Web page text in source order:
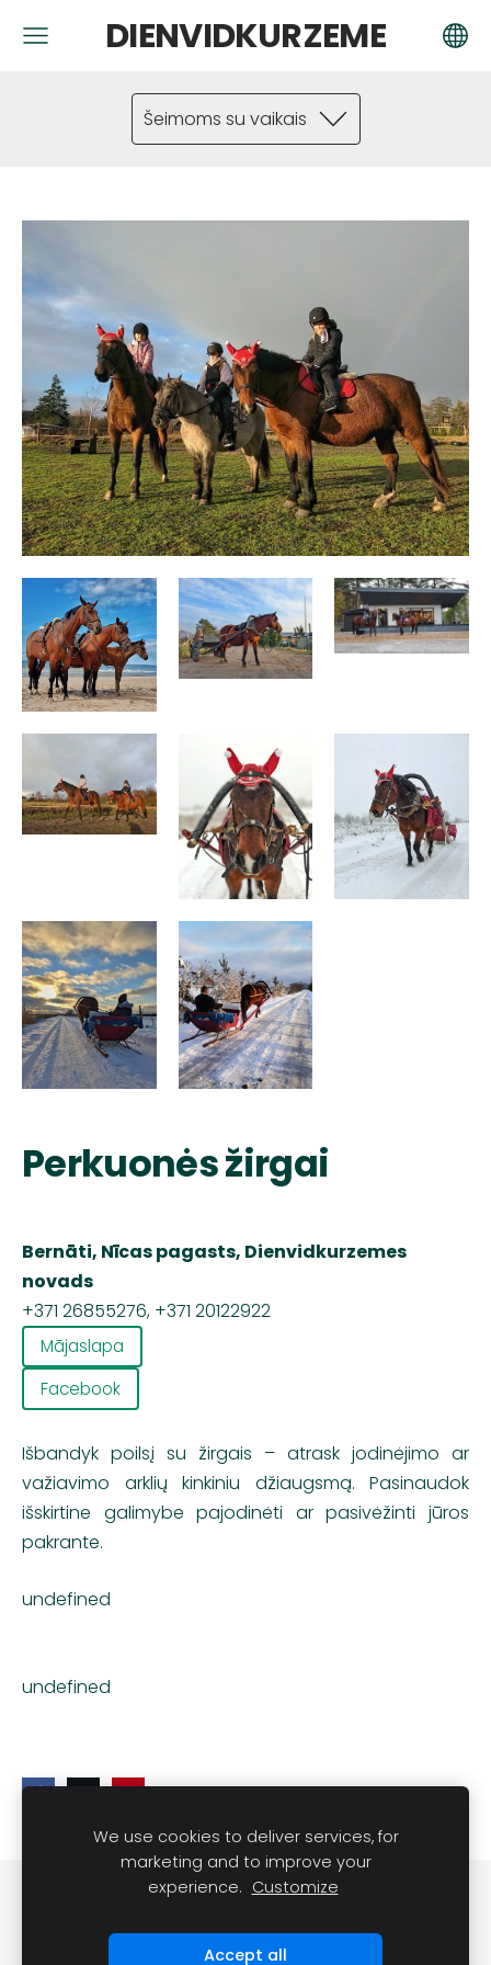
DIENVIDKURZEME
Šeimoms su vaikais
Perkuonės žirgai
Bernāti, Nīcas pagasts, Dienvidkurzemes
novads
+371 26855276, +371 20122922
Mājaslapa
Facebook
Išbandyk poilsį su žirgais – atrask jodinėjimo ar
važiavimo arklių kinkiniu džiaugsmą. Pasinaudok
išskirtine galimybe pajodinėti ar pasivėžinti jūros
pakrante.
undefined
undefined
Slapukai
We use cookies to deliver services, for
marketing and to improve your
experience. Customize
Accept all